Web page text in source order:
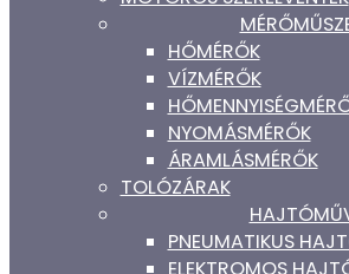
HŐMÉRŐK
VÍZMÉRŐK
NYOMÁSMÉRŐK
ÁRAMLÁSMÉRŐK
TOLÓZÁRAK
PNEUMATIKUS